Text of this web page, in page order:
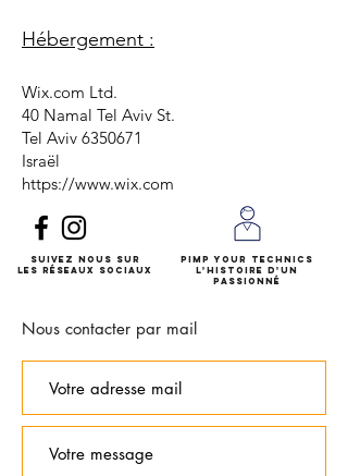
Hébergement :
Wix.com Ltd.
40 Namal Tel Aviv St.
Tel Aviv 6350671
Israël
https://www.wix.com
Suivez nous sur
les réseaux sociaux
Pimp Your Technics
l'histoire d'un
passionné
Nous contacter par mail